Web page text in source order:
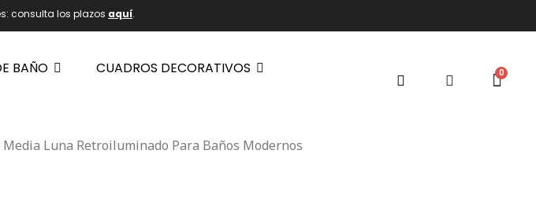
consulta los plazos aquí.
BAÑO CUADROS DECORATIVOS
Media Luna Retroiluminado Para Baños Modernos